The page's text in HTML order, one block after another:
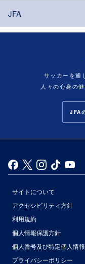
JFA
サッカーを通
人々の心身の
JFA
サイトについて
アクセシビリティ方針
利用規約
個人情報保護方針
個人番号及び特定個人情
プライバシーポリシー